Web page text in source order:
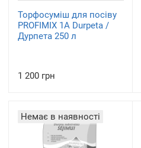
Торфосуміш для посіву
PROFIMIX 1А Durpeta /
Дурпета 250 л
1 200 грн
Немає в наявності